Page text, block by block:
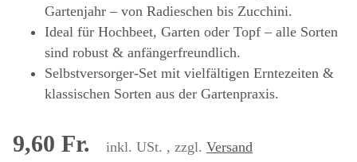
Gartenjahr – von Radieschen bis Zucchini.
Ideal für Hochbeet, Garten oder Topf – alle Sorten
sind robust & anfängerfreundlich.
Selbstversorger-Set mit vielfältigen Erntezeiten &
klassischen Sorten aus der Gartenpraxis.
9,60 Fr. inkl. USt. , zzgl. Versand